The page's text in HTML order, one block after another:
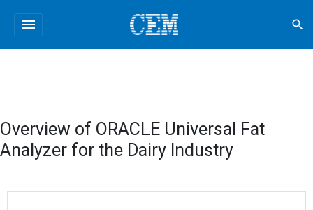
menu search
Overview of ORACLE Universal Fat
Analyzer for the Dairy Industry